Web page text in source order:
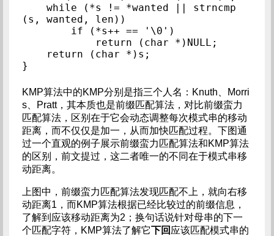
(s, wanted, len))
KMP算法中的KMP分别是指三个人名：Knuth、Morri
s、Pratt，其本质也是前缀匹配算法，对比前缀蛮力
匹配算法，区别在于它会动态调整每次模式串的移动
距离，而不仅仅是加一，从而加快匹配过程。下图通
过一个直观的例子展示前缀蛮力匹配算法和KMP算法
的区别，前文提过，这二者唯一的不同在于模式串移
动距离。
上图中，前缀蛮力匹配算法发现匹配不上，就向右移
动距离1，而KMP算法根据已经比较过的前缀信息，
了解到应该移动距离为2；换句话说针对母串的下一
个匹配字符，KMP算法了解它下回 应该匹配模式串的